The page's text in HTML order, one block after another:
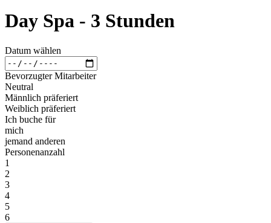
Day Spa - 3 Stunden
Datum wählen
Bevorzugter Mitarbeiter
Neutral
Männlich präferiert
Weiblich präferiert
Ich buche für
mich
jemand anderen
Personenanzahl
1
2
3
4
5
6